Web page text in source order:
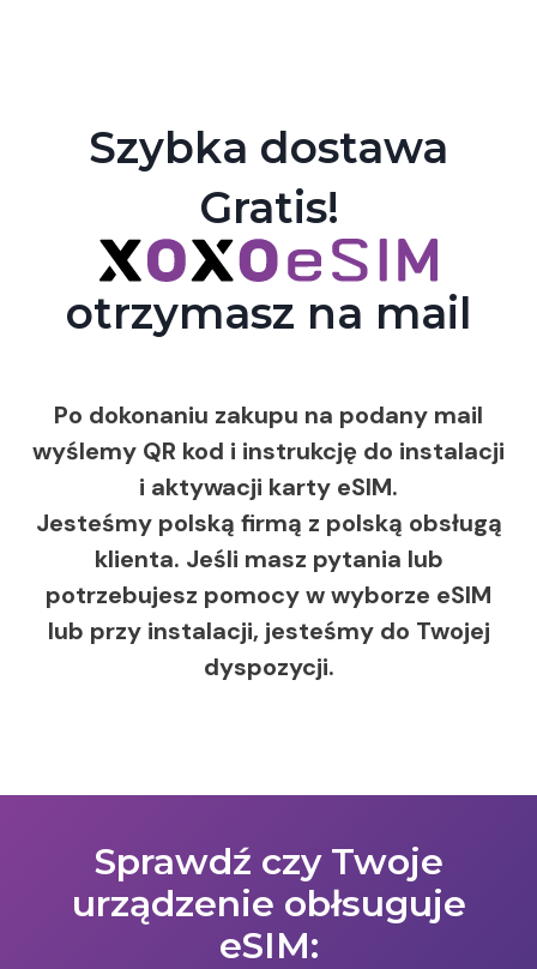
Szybka dostawa
Gratis!
otrzymasz na mail
Po dokonaniu zakupu na podany mail
wyślemy QR kod i instrukcję do instalacji
i aktywacji karty eSIM.
Jesteśmy polską firmą z polską obsługą
klienta. Jeśli masz pytania lub
potrzebujesz pomocy w wyborze eSIM
lub przy instalacji, jesteśmy do Twojej
dyspozycji.
Sprawdź czy Twoje
urządzenie obłsuguje
eSIM: